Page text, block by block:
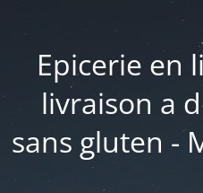
Epicerie en
livraison a
sans gluten -